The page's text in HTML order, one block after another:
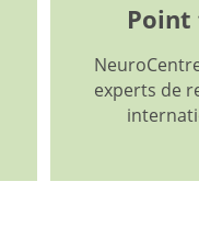
experts de